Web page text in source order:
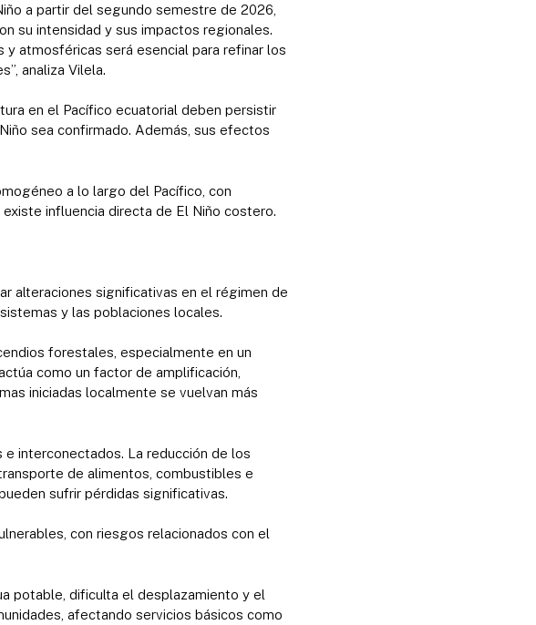
a partir del segundo semestre de 2026,
su intensidad y sus impactos regionales.
atmosféricas será esencial para refinar los
analiza Vilela.
en el Pacífico ecuatorial deben persistir
sea confirmado. Además, sus efectos
a lo largo del Pacífico, con
influencia directa de El Niño costero.
alteraciones significativas en el régimen de
y las poblaciones locales.
forestales, especialmente en un
como un factor de amplificación,
iniciadas localmente se vuelvan más
interconectados. La reducción de los
de alimentos, combustibles e
sufrir pérdidas significativas.
con riesgos relacionados con el
potable, dificulta el desplazamiento y el
afectando servicios básicos como